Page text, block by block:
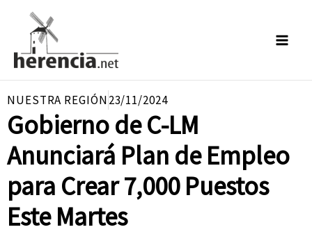
contenido
NUESTRA REGIÓN23/11/2024
Gobierno de C-LM
Anunciará Plan de Empleo
para Crear 7,000 Puestos
Este Martes